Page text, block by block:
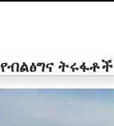
የብልፅግና ትሩፋቶች